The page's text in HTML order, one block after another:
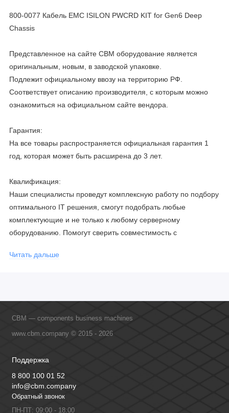
800-0077 Кабель EMC ISILON PWCRD KIT for Gen6 Deep
Chassis
Представленное на сайте CBM оборудование является
оригинальным, новым, в заводской упаковке.
Подлежит официальному ввозу на территорию РФ.
Соответствует описанию производителя, с которым можно
ознакомиться на официальном сайте вендора.
Гарантия:
На все товары распространяется официальная гарантия 1
год, которая может быть расширена до 3 лет.
Квалификация:
Наши специалисты проведут комплексную работу по подбору
оптимального IT решения, смогут подобрать любые
комплектующие и не только к любому серверному
оборудованию. Помогут сверить совместимость с
официальными производителями и проводим регулярное
Читать дальше
CBM — components business machines
www.cbm.company © 2015 - 2026
Поддержка
8 800 100 01 52
info@cbm.company
Обратный звонок
ПН-ПТ: 09:00 - 18:00